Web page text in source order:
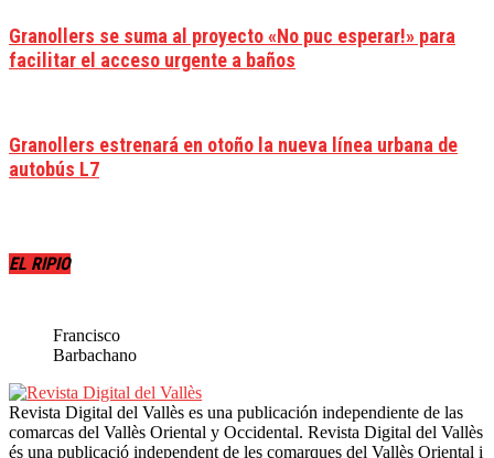
Granollers se suma al proyecto «No puc esperar!» para
facilitar el acceso urgente a baños
Granollers estrenará en otoño la nueva línea urbana de
autobús L7
EL RIPIO
Francisco
Barbachano
Revista Digital del Vallès es una publicación independiente de las
comarcas del Vallès Oriental y Occidental. Revista Digital del Vallès
és una publicació independent de les comarques del Vallès Oriental i